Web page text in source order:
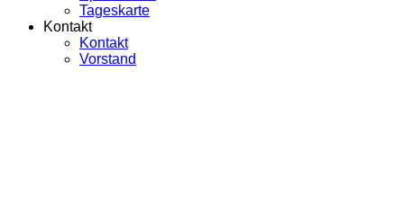
Tageskarte
Kontakt
Kontakt
Vorstand